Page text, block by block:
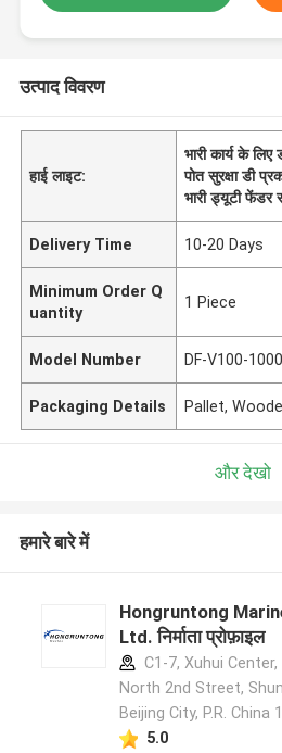
उत्पाद विवरण
हाई लाइट:
भारी कार्य के
पोत सुरक्षा डी
भारी ड्यूटी फेंडर
Delivery Time 10-20 Days
Minimum Order Q
uantity
1 Piece
Model Number DF-V100-
Packaging Details Pallet,
और देखो
हमारे बारे में
Hongruntong
Ltd. निर्माता प्रोफ़ाइल
C1-7, Xuhui
North 2nd Street,
Beijing City, P.R. China
5.0